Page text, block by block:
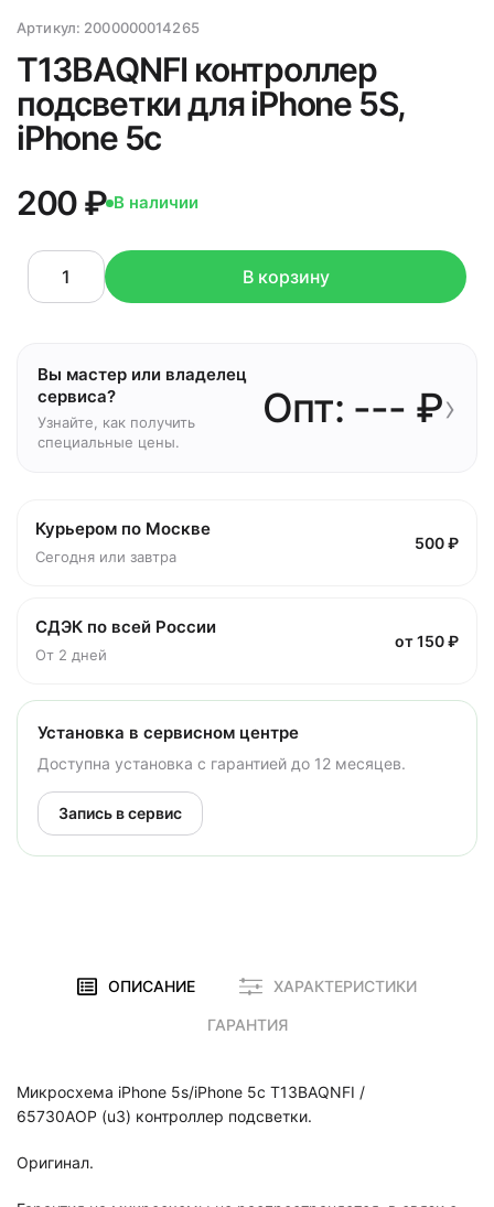
Артикул: 2000000014265
T13BAQNFI контроллер
подсветки для iPhone 5S,
iPhone 5c
200 ₽ В наличии
В корзину
Вы мастер или владелец
сервиса?
Узнайте, как получить
специальные цены.
Опт: --- ₽›
Курьером по Москве
Сегодня или завтра
500 ₽
СДЭК по всей России
От 2 дней
от 150 ₽
Установка в сервисном центре
Доступна установка с гарантией до 12 месяцев.
Запись в сервис
ОПИСАНИЕ ХАРАКТЕРИСТИКИ
ГАРАНТИЯ
Микросхема iPhone 5s/iPhone 5c T13BAQNFI /
65730AOP (u3) контроллер подсветки.
Оригинал.